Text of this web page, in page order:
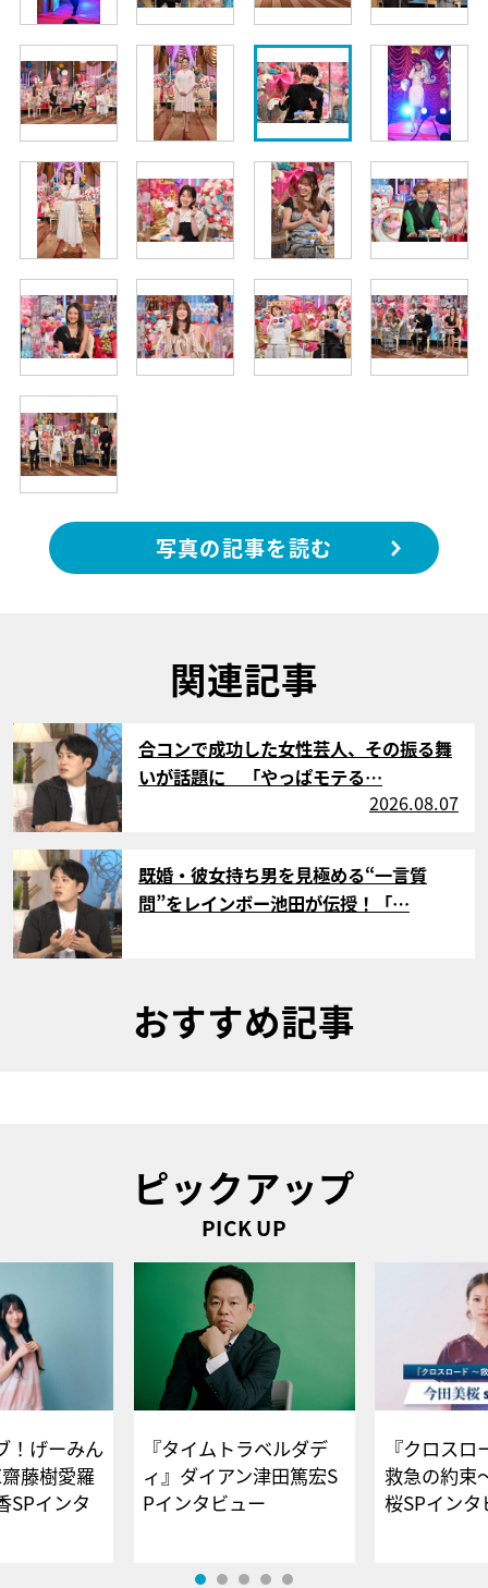
写真の記事を読む
関連記事
サムネイル
合コンで成功した女性芸人、その振る舞
いが話題に 「やっぱモテる…
2026.08.07
サムネイル
既婚・彼女持ち男を見極める“一言質
問”をレインボー池田が伝授！「…
おすすめ記事
ピックアップ
PICK UP
！げーみん
藤樹愛羅
SPインタ
『タイムトラベルダデ
ィ』ダイアン津田篤宏S
Pインタビュー
『クロス
救急の約束
桜SPイ